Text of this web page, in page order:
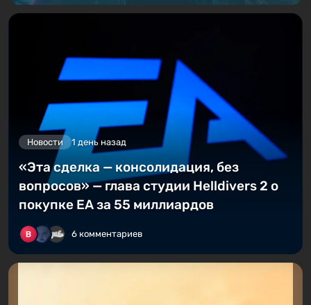
Новости 1 день назад
«Эта сделка — консолидация, без
вопросов» — глава студии Helldivers 2 о
покупке EA за 55 миллиардов
6 комментариев